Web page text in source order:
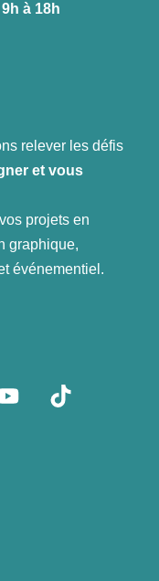
9h à 18h
relever les défis
et vous
projets en
graphique,
événementiel.
Y
o
T
i